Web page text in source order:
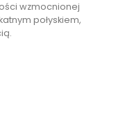
wzmocnionej
połyskiem,